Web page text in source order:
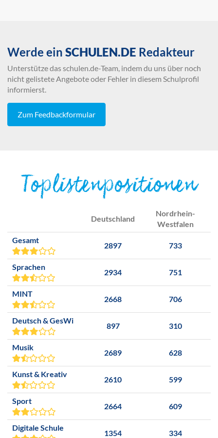
Werde ein SCHULEN.DE Redakteur
Unterstütze das schulen.de-Team, indem du uns über noch
nicht gelistete Angebote oder Fehler in diesem Schulprofil
informierst.
Zum Feedbackformular
Toplistenpositionen
Deutschland
Nordrhein-
Westfalen
Gesamt
2897 733
Sprachen
2934 751
MINT
2668 706
Deutsch & GesWi
897 310
Musik
2689 628
Kunst & Kreativ
2610 599
Sport
2664 609
Digitale Schule
1354 334